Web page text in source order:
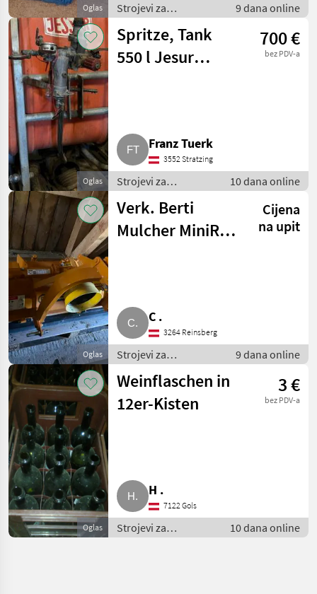
Oglas
Strojevi za
vinogradarstvo /
Ostali strojevi za
vinogradarstvo
9 dana online
Oglas
Spritze, Tank
550 l Jesur
700 €
bez PDV-a
Franz Tuerk
3552 Stratzing
Strojevi za
vinogradarstvo /
Ostali strojevi za
vinogradarstvo
10 dana online
Oglas
Verk. Berti
Mulcher MiniRev
Cijena
na upit
C .
3264 Reinsberg
Strojevi za
vinogradarstvo /
Ostali strojevi za
vinogradarstvo
9 dana online
Oglas
Weinflaschen in
12er-Kisten
3 €
bez PDV-a
H .
7122 Gols
Strojevi za
vinogradarstvo /
10 dana online